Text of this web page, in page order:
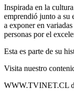
Inspirada en la
emprendió junto a su
a exponer en
personas por el
Esta es parte de su
Visita nuestro
WWW.TVINET.CL